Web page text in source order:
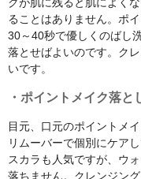
ることはありません。ポ
30～40秒で優しくのばし
落とせばよいのです。ク
いです。
・ポイントメイク落と
目元、口元のポイントメ
リムーバーで個別にケア
スカラも人気ですが、ウ
落ちません。クレンジン